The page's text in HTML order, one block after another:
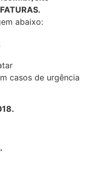
FATURAS.
abaixo:
casos de urgência